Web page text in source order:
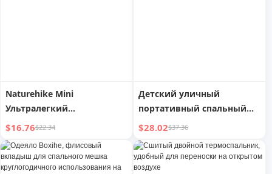
Naturehike Mini
Ультралегкий
портативный спальный
мешок для взрослых
$16.76$22.34
Детский уличный
портативный спальный
мешок NH с разрезами
для общежития, защитой
от пинков
$28.02$37.36